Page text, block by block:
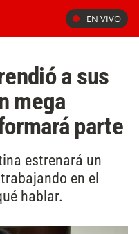
EN VIVO
a sus
mega
parte
estrenará un
en el
hablar.